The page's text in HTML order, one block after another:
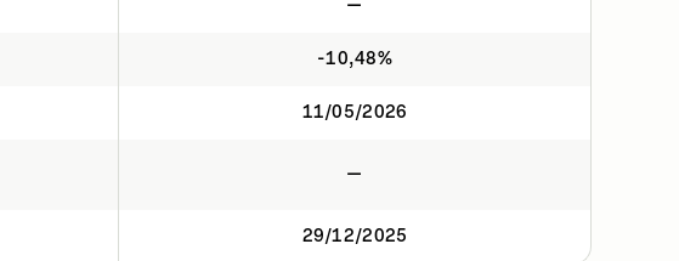
—
-10,48%
11/05/2026
—
29/12/2025